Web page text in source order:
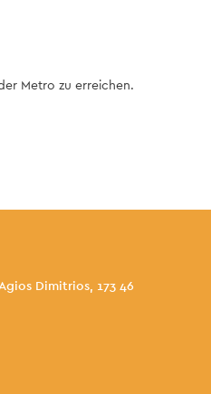
Metro zu erreichen.
Dimitrios, 173 46